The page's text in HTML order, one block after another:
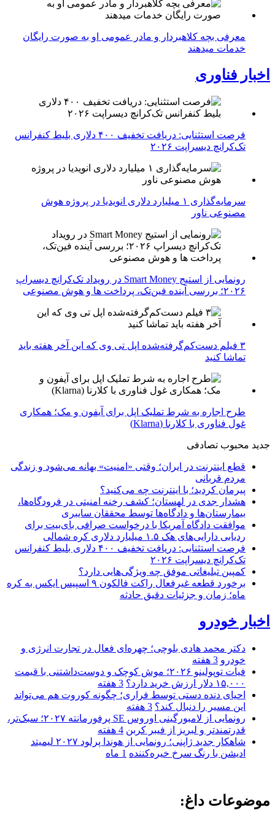
معرفی بچه کلاهبردار و مادر عمومی او به صورت رایگان
خدمات میدهند
اخبار فناوری
فرصت استثنایی: دریافت تخفیف ۴۰۰ دلاری بلیط کنفرانس
تک‌کرانچ دیسراپت ۲۰۲۶
سرمایه‌گذاری ۱ میلیارد دلاری انویدیا در پروژه هوش
مصنوعی ناور
رونمایی از استیج Smart Money در رویداد تک‌کرانچ دیسراپ
۲۰۲۶؛ بررسی آینده فین‌تک، پرداخت‌ ها و هوش مصنوعی
۳ فیلم دست‌کم‌گرفته‌شده اپل تی وی که این آخر هفته باید
تماشا کنید
طرح اجاره به شرط تملیک اپل برای آیفون و مک؛ همکاری
غول فناوری با کلارنا (Klarna)
جدید محبوب تصادفی
قطع اینترنت در ایران؛ وقتی «امنیت» بهانه می‌شود و زندگی
مردم قربانی
پیرمان کردید؛ با اینترنت چه می‌کنید؟
هشدار جدی در لهستان؛ کشف رخنه امنیتی در فرودگاه‌ها،
بیمارستان‌ها و دادگاه‌ها توسط محققان سایبری
موافقت دادگاه آمریکا با درخواست صرافی بای‌بیت برای
ردیابی دارایی‌های هک ۱.۵ میلیارد دلاری کره شمالی
فرصت استثنایی: دریافت تخفیف ۴۰۰ دلاری بلیط کنفرانس
تک‌کرانچ دیسراپت ۲۰۲۶
کمپین تبلیغاتی موفق چه ویژگی‌هایی دارد؟
برخورد قطعه غیرفعال راکت فالکون ۹ اسپیس ایکس به کره
ماه؛ زمان و جزئیات دقیق حادثه
اخبار خودرو
دکتر محمد هادی بلوچی؛ چهره‌ای فعال در تجارت انرژی و
خودرو 3 هفته
فیات توپولینو ۲۰۲۶؛ موش کوچک و دوست‌داشتنی با قیمت
۱۵,۰۰۰ دلار ارزش خرید دارد؟
3 هفته
احیای دنده دستی توسط فراری؛ چگونه کوروت هم می‌تواند
این مسیر را دنبال کند؟ 3 هفته
رونمایی از لامبورگینی اوروس SE پرفورمانته ۲۰۲۷؛ سبک‌تر،
قدرتمندتر و لبریز از فیبر کربن 4 هفته
شاهکار جدید ژاپنی؛ رونمایی از هوندا پرلود ۲۰۲۷ لیمیتد
ادیشن با رنگ سرخ خیره‌کننده 1 ماه
موضوعات داغ: